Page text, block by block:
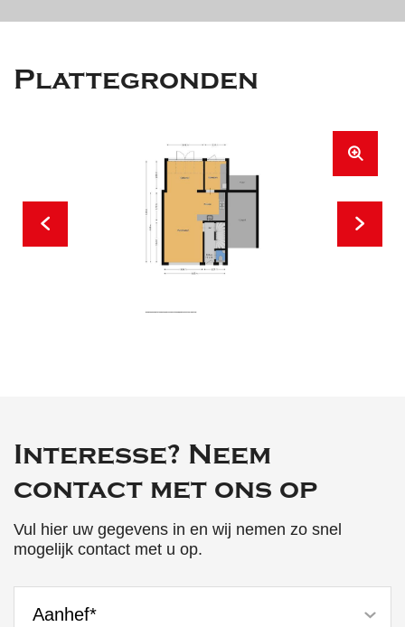
Plattegronden
Interesse? Neem
contact met ons op
Vul hier uw gegevens in en wij nemen zo snel
mogelijk contact met u op.
Aanhef*